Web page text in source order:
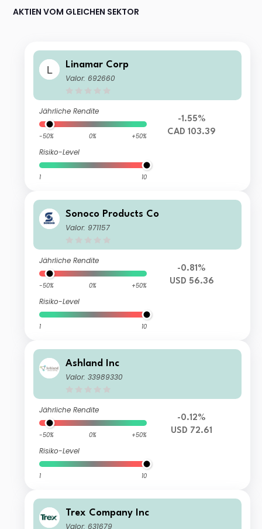
AKTIEN VOM GLEICHEN SEKTOR
Linamar Corp
Valor: 692660
Jährliche Rendite
-50% 0% +50%
Risiko-Level
1 10
-1.55%
CAD 103.39
Sonoco Products Co
Valor: 971157
Jährliche Rendite
-50% 0% +50%
Risiko-Level
1 10
-0.81%
USD 56.36
Ashland Inc
Valor: 33989330
Jährliche Rendite
-50% 0% +50%
Risiko-Level
1 10
-0.12%
USD 72.61
Trex Company Inc
Valor: 631679